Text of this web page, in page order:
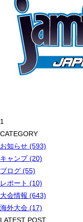
1
CATEGORY
お知らせ (593)
キャンプ (20)
ブログ (55)
レポート (10)
大会情報 (643)
海外大会 (17)
LATEST POST